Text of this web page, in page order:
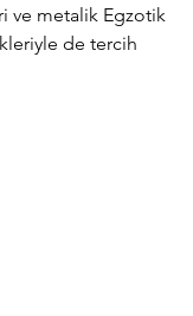
ve metalik Egzotik
de tercih